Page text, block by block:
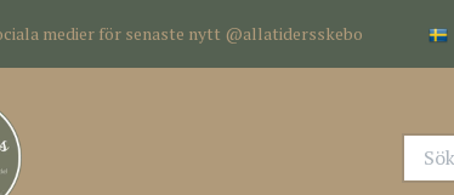
medier för senaste nytt @allatidersskebo